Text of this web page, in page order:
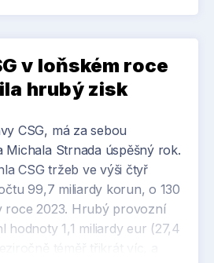
v loňském roce
hrubý zisk
CSG, má za sebou
Michala Strnada úspěšný rok.
CSG tržeb ve výši čtyř
99,7 miliardy korun, o 130
roce 2023. Hrubý provozní
hodnoty 1,1 miliardy eur (27,4